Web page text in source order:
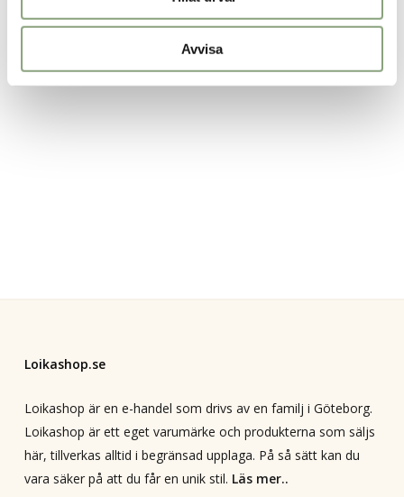
Avvisa
Loikashop.se
Loikashop är en e-handel som drivs av en familj i Göteborg.
Loikashop är ett eget varumärke och produkterna som säljs
här, tillverkas alltid i begränsad upplaga. På så sätt kan du
vara säker på att du får en unik stil. Läs mer..